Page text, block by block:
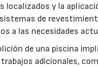
localizados y la
de
a las necesidades
de una piscina
trabajos adicionales,